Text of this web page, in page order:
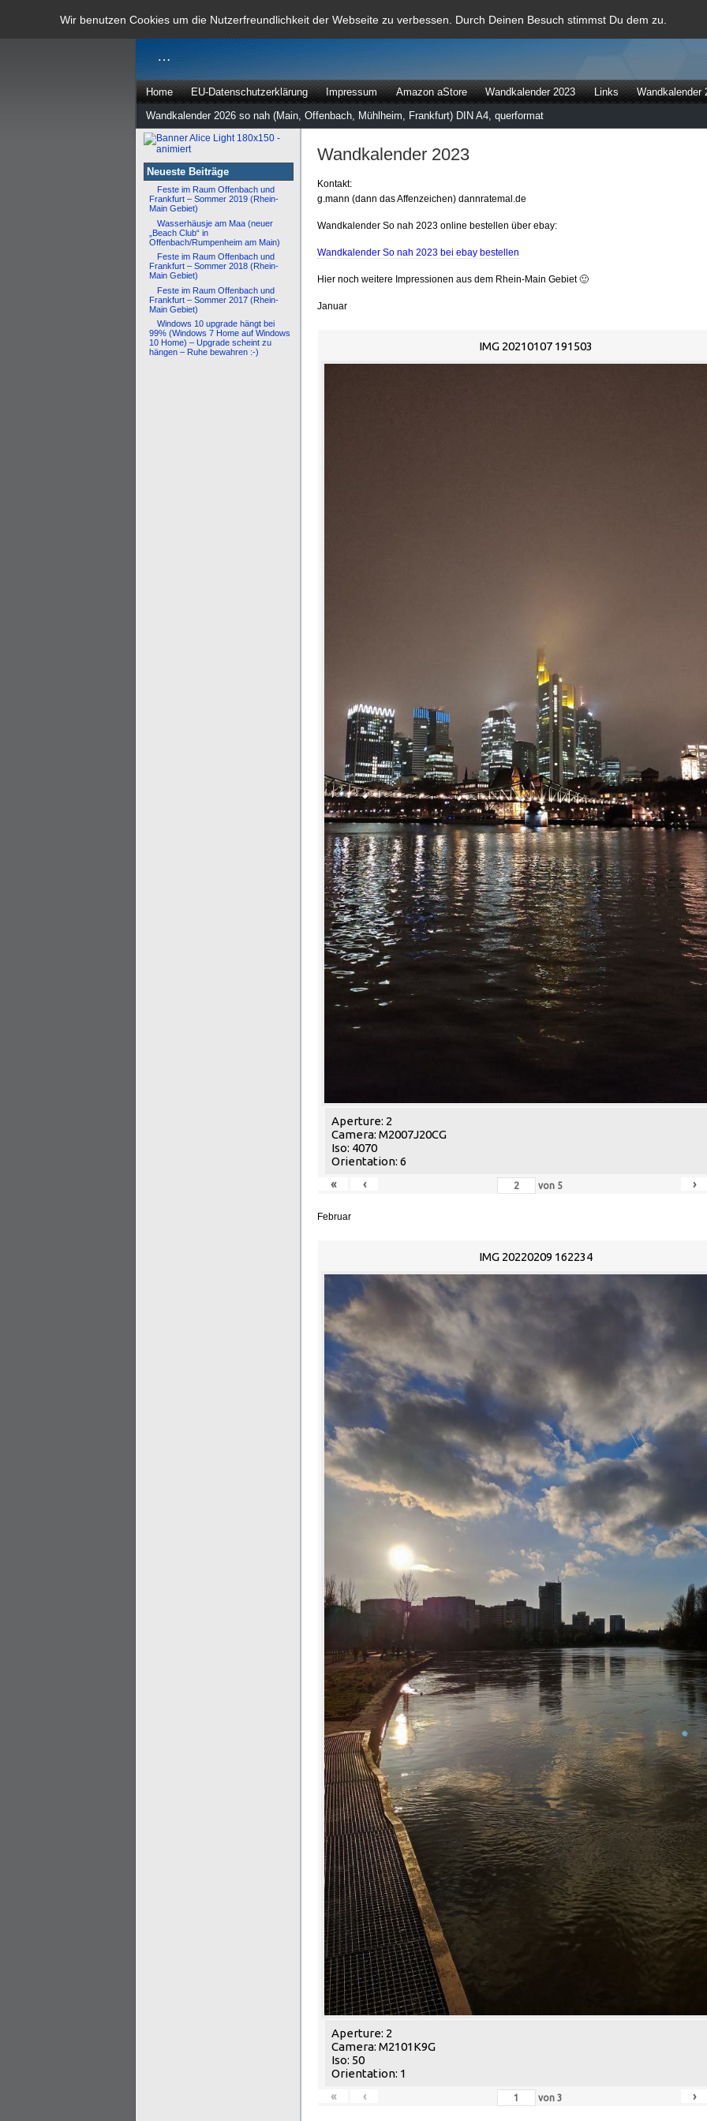
Wir benutzen Cookies um die Nutzerfreundlichkeit der Webseite zu verbessen. Durch Deinen Besuch stimmst Du dem zu.
dann rate mal
…
Home EU-Datenschutzerklärung Impressum Amazon aStore Wandkalender 2023 Links
Wandkalender
Wandkalender 2026 so nah (Main, Offenbach, Mühlheim, Frankfurt) DIN A4, querformat
Neueste Beiträge
Feste im Raum Offenbach und
Frankfurt – Sommer 2019 (Rhein-
Main Gebiet)
Wasserhäusje am Maa (neuer
„Beach Club“ in
Offenbach/Rumpenheim am Main)
Feste im Raum Offenbach und
Frankfurt – Sommer 2018 (Rhein-
Main Gebiet)
Feste im Raum Offenbach und
Frankfurt – Sommer 2017 (Rhein-
Main Gebiet)
Windows 10 upgrade hängt bei
99% (Windows 7 Home auf Windows
10 Home) – Upgrade scheint zu
hängen – Ruhe bewahren :-)
Wandkalender 2023
Kontakt:
g.mann (dann das Affenzeichen) dannratemal.de
Wandkalender So nah 2023 online bestellen über ebay:
Wandkalender So nah 2023 bei ebay bestellen
Hier noch weitere Impressionen aus dem Rhein-Main Gebiet 🙂
Januar
IMG 20210107 191503
Aperture: 2
Camera: M2007J20CG
Iso: 4070
Orientation: 6
«
‹ von 5 ›
Februar
IMG 20220209 162234
Aperture: 2
Camera: M2101K9G
Iso: 50
Orientation: 1
«
‹ von 3 ›